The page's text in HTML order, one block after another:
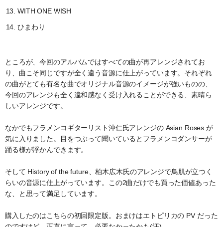
WITH ONE WISH
ひまわり
ところが、今回のアルバムではすべての曲が再アレンジされてお
り、曲こそ同じですが全く違う音源に仕上がっています。それぞれ
の曲がとても有名な曲でオリジナル音源のイメージが強いものの、
今回のアレンジも全く違和感なく受け入れることができる、素晴ら
しいアレンジです。
なかでもフラメンコギターリスト沖仁氏アレンジの Asian Roses が
気に入りました。目をつぶって聞いているとフラメンコダンサーが
踊る様が浮かんできます。
そして History of the future、柏木広木氏のアレンジで鳥肌が立つく
らいの音源に仕上がっています。この2曲だけでも買った価値あった
な、と思って満足しています。
購入したのはこちらの初回限定版。おまけはエトピリカの PV だった